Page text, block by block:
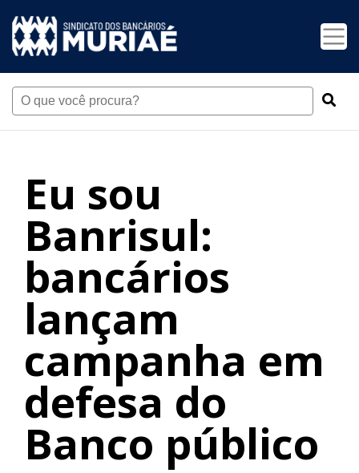
Eu sou
Banrisul:
bancários
lançam
campanha em
defesa do
Banco público